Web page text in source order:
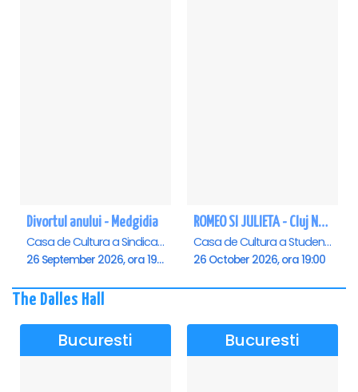
Divortul anului - Medgidia
Casa de Cultura a Sindicatelor Lucian Grigorescu, Medgidia
26 September 2026, ora 19:00
ROMEO SI JULIETA - Cluj Napoca
Casa de Cultura a Studentilor Dumitru Farcas, Cluj-Napoca
26 October 2026, ora 19:00
The Dalles Hall
Bucuresti Bucuresti